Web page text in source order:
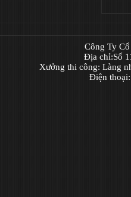
Công Ty
Địa chỉ:Số
Xưởng thi công: Làng
Điện